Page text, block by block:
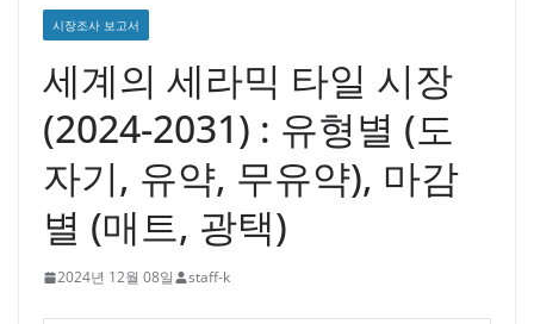
시장조사 보고서
세계의 세라믹 타일 시장
(2024-2031) : 유형별 (도
자기, 유약, 무유약), 마감
별 (매트, 광택)
2024년 12월 08일 staff-k